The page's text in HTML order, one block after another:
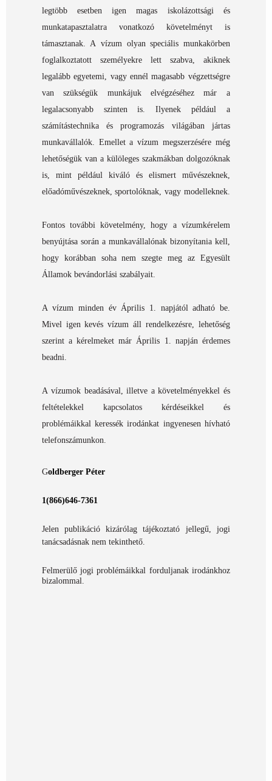
legtöbb esetben igen magas iskolázottsági és
munkatapasztalatra vonatkozó követelményt is
támasztanak. A vízum olyan speciális munkakörben
foglalkoztatott személyekre lett szabva, akiknek
legalább egyetemi, vagy ennél magasabb végzettségre
van szükségük munkájuk elvégzéséhez már a
legalacsonyabb szinten is. Ilyenek például a
számítástechnika és programozás világában jártas
munkavállalók. Emellet a vízum megszerzésére még
lehetőségük van a külöleges szakmákban dolgozóknak
is, mint például kiváló és elismert művészeknek,
előadóművészeknek, sportolóknak, vagy modelleknek.
Fontos további követelmény, hogy a vízumkérelem
benyújtása során a munkavállalónak bizonyítania kell,
hogy korábban soha nem szegte meg az Egyesült
Államok bevándorlási szabályait.
A vízum minden év Április 1. napjától adható be.
Mivel igen kevés vízum áll rendelkezésre, lehetőség
szerint a kérelmeket már Április 1. napján érdemes
beadni.
A vízumok beadásával, illetve a követelményekkel és
feltételekkel kapcsolatos kérdéseikkel és
problémáikkal keressék irodánkat ingyenesen hívható
telefonszámunkon.
Goldberger Péter
1(866)646-7361
Jelen publikáció kizárólag tájékoztató jellegű, jogi
tanácsadásnak nem tekinthető.
Felmerülő jogi problémáikkal forduljanak irodánkhoz
bizalommal.